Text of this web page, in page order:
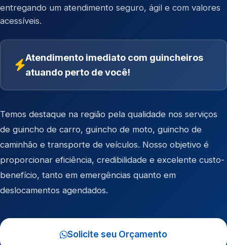
entregando um atendimento seguro, ágil e com valores
acessíveis.
Atendimento imediato com guincheiros
atuando perto de você!
Temos destaque na região pela qualidade nos serviços
de guincho de carro, guincho de moto, guincho de
caminhão e transporte de veículos. Nosso objetivo é
proporcionar eficiência, credibilidade e excelente custo-
benefício, tanto em emergências quanto em
deslocamentos agendados.
Solicite seu Orçamento